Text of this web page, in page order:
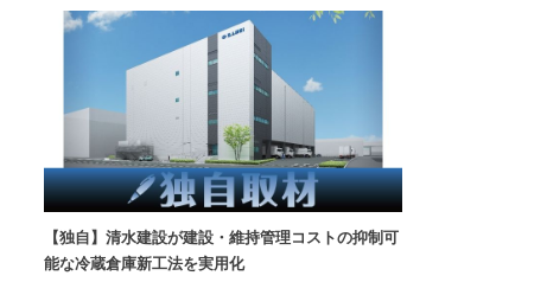
【独自】清水建設が建設・維持管理コストの抑制可
能な冷蔵倉庫新工法を実用化